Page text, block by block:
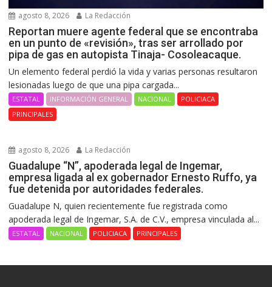
agosto 8, 2026 La Redacción
Reportan muere agente federal que se encontraba
en un punto de «revisión», tras ser arrollado por
pipa de gas en autopista Tinaja- Cosoleacaque.
Un elemento federal perdió la vida y varias personas resultaron
lesionadas luego de que una pipa cargada...
ESTATAL INFORMACIÓN GENERAL NACIONAL
POLICIACA
PRINCIPALES
agosto 8, 2026 La Redacción
Guadalupe “N”, apoderada legal de Ingemar,
empresa ligada al ex gobernador Ernesto Ruffo, ya
fue detenida por autoridades federales.
Guadalupe N, quien recientemente fue registrada como
apoderada legal de Ingemar, S.A. de C.V., empresa vinculada al...
ESTATAL NACIONAL POLICIACA PRINCIPALES